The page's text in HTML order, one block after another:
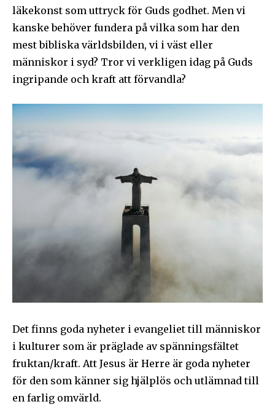
läkekonst som uttryck för Guds godhet. Men vi
kanske behöver fundera på vilka som har den
mest bibliska världsbilden, vi i väst eller
människor i syd? Tror vi verkligen idag på Guds
ingripande och kraft att förvandla?
Det finns goda nyheter i evangeliet till människor
i kulturer som är präglade av spänningsfältet
fruktan/kraft. Att Jesus är Herre är goda nyheter
för den som känner sig hjälplös och utlämnad till
en farlig omvärld.